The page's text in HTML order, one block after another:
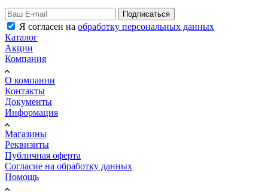
Подписаться
Я согласен на обработку персональных данных
Каталог
Акции
Компания
О компании
Контакты
Документы
Информация
Магазины
Реквизиты
Публичная оферта
Согласие на обработку данных
Помощь